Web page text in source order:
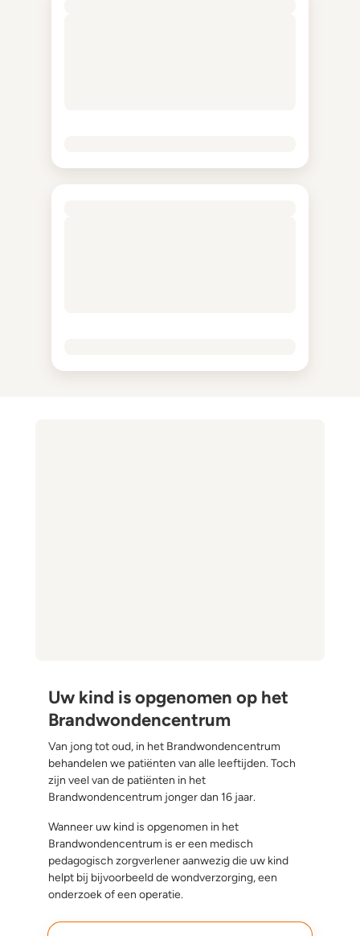
Uw kind is opgenomen op het
Brandwondencentrum
Van jong tot oud, in het Brandwondencentrum
behandelen we patiënten van alle leeftijden. Toch
zijn veel van de patiënten in het
Brandwondencentrum jonger dan 16 jaar.
Wanneer uw kind is opgenomen in het
Brandwondencentrum is er een medisch
pedagogisch zorgverlener aanwezig die uw kind
helpt bij bijvoorbeeld de wondverzorging, een
onderzoek of een operatie.